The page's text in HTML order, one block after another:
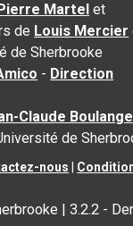
Pierre Martel et
de Louis Mercier
de Sherbrooke
- Direction
Claude
de
nous
|3.2.2 -